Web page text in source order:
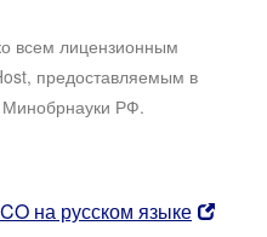
всем лицензионным
предоставляемым в
Минобрнауки РФ.
на русском языке